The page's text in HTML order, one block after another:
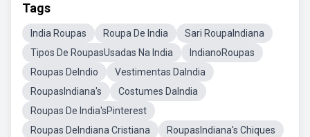
Tags
India Roupas Roupa De India
Sari RoupaIndiana
Tipos De RoupasUsadas Na India
IndianoRoupas
Roupas DeIndio
Vestimentas DaIndia
RoupasIndiana's
Costumes DaIndia
Roupas De India'sPinterest
Roupas DeIndiana Cristiana
RoupasIndiana's Chiques